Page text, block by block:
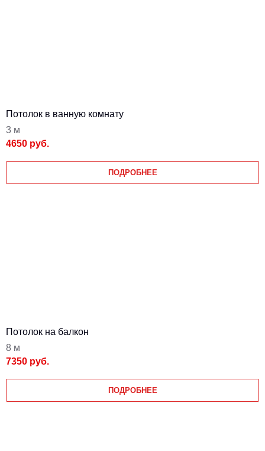
Потолок в ванную комнату
3 м
4650 руб.
ПОДРОБНЕЕ
Потолок на балкон
8 м
7350 руб.
ПОДРОБНЕЕ